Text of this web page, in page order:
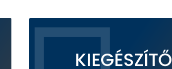
KIEGÉSZÍTŐ